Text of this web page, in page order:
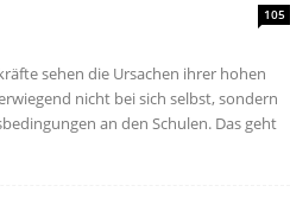
105
sehen die Ursachen ihrer hohen
nicht bei sich selbst, sondern
an den Schulen. Das geht